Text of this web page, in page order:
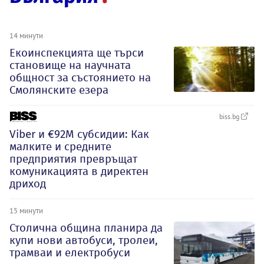
14 минути
Екоинспекцията ще търси
становище на научната
общност за състоянието на
Смолянските езера
biss.bg
Viber и €92М субсидии: Как
малките и средните
предприятия превръщат
комуникацията в директен
дриход
15 минути
Столична община планира да
купи нови автобуси, тролеи,
трамваи и електробуси